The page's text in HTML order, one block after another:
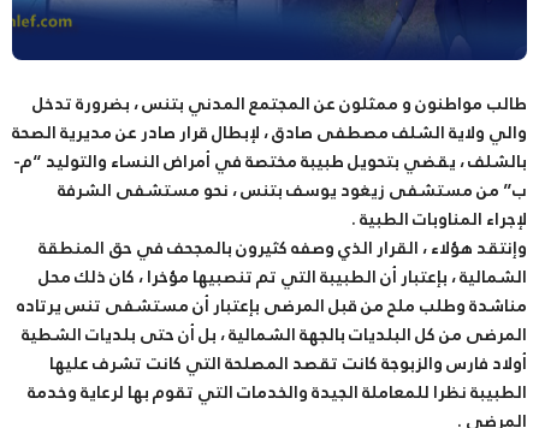
طالب مواطنون و ممثلون عن المجتمع المدني بتنس ، بضرورة تدخل
والي ولاية الشلف مصطفى صادق ، لإبطال قرار صادر عن مديرية الصحة
بالشلف ، يقضي بتحويل طبيبة مختصة في أمراض النساء والتوليد “م-
ب” من مستشفى زيغود يوسف بتنس ، نحو مستشفى الشرفة
لإجراء المناوبات الطبية .
وإنتقد هؤلاء ، القرار الذي وصفه كثيرون بالمجحف في حق المنطقة
الشمالية ، بإعتبار أن الطبيبة التي تم تنصبيها مؤخرا ، كان ذلك محل
مناشدة وطلب ملح من قبل المرضى بإعتبار أن مستشفى تنس يرتاده
المرضى من كل البلديات بالجهة الشمالية ، بل أن حتى بلديات الشطية
أولاد فارس والزبوجة كانت تقصد المصلحة التي كانت تشرف عليها
الطبيبة نظرا للمعاملة الجيدة والخدمات التي تقوم بها لرعاية وخدمة
المرضى .